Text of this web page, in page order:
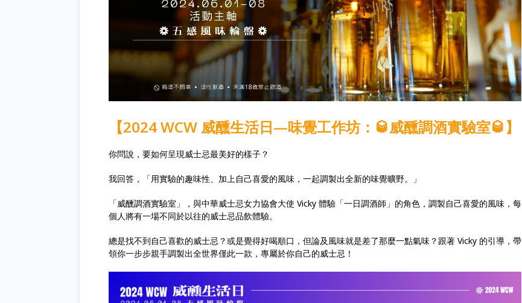
【2024 WCW 威醺生活日—味覺工作坊：🥃威醺調酒實驗室🥃】
你問說，要如何呈現威士忌最美好的樣子？
我回答，「用實驗的趣味性、加上自己喜愛的風味，一起調製出全新的味覺曠野。」
「威醺調酒實驗室」，與中華威士忌女力協會大使 Vicky 體驗「一日調酒師」的角色，調製自己喜愛的風味，每
個人將有一場不同於以往的威士忌品飲體驗。
總是找不到自己喜歡的威士忌？或是覺得好喝順口，但論及風味就是差了那麼一點氣味？跟著 Vicky 的引導，帶
領你一步步親手調製出全世界僅此一款，專屬於你自己的威士忌！